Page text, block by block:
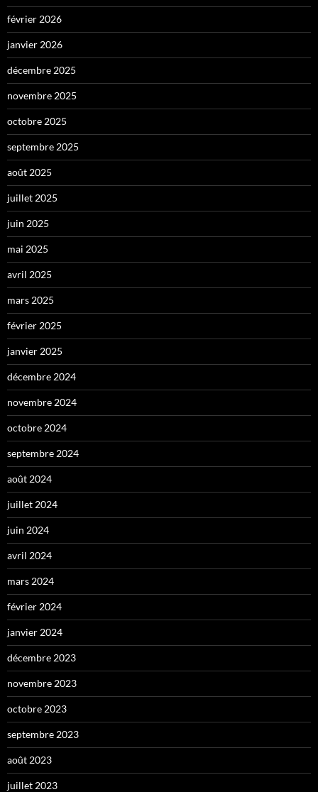
février 2026
janvier 2026
décembre 2025
novembre 2025
octobre 2025
septembre 2025
août 2025
juillet 2025
juin 2025
mai 2025
avril 2025
mars 2025
février 2025
janvier 2025
décembre 2024
novembre 2024
octobre 2024
septembre 2024
août 2024
juillet 2024
juin 2024
avril 2024
mars 2024
février 2024
janvier 2024
décembre 2023
novembre 2023
octobre 2023
septembre 2023
août 2023
juillet 2023